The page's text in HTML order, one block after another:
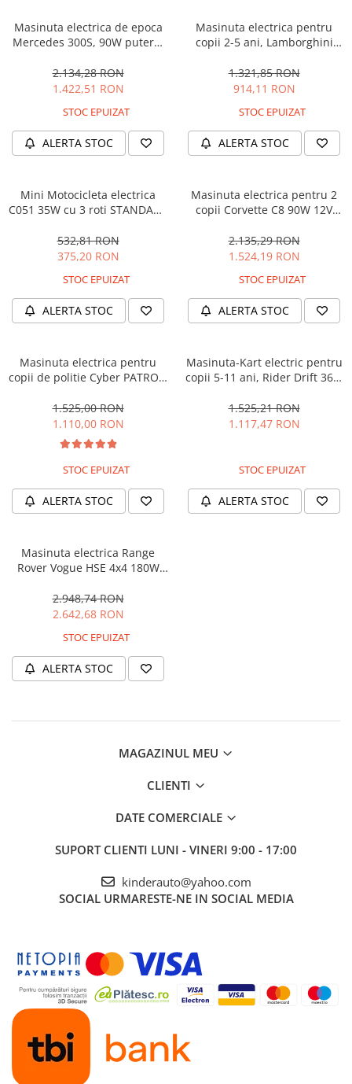
Masinuta electrica de epoca
Mercedes 300S, 90W putere,
2.134,28 RON
1.422,51 RON
STOC EPUIZAT
ALERTA STOC
Masinuta electrica pentru
copii 2-5 ani, Lamborghini
12V, galbena
1.321,85 RON
914,11 RON
STOC EPUIZAT
ALERTA STOC
Mini Motocicleta electrica
C051 35W cu 3 roti STANDARD
532,81 RON
375,20 RON
STOC EPUIZAT
ALERTA STOC
Masinuta electrica pentru 2
copii Corvette C8 90W 12V
2.135,29 RON
1.524,19 RON
STOC EPUIZAT
ALERTA STOC
Masinuta electrica pentru
copii de politie Cyber PATROL,
90W, 12V, Black & White
1.525,00 RON
1.110,00 RON
STOC EPUIZAT
ALERTA STOC
Masinuta-Kart electric pentru
copii 5-11 ani, Rider Drift 360,
1.525,21 RON
1.117,47 RON
STOC EPUIZAT
ALERTA STOC
Masinuta electrica Range
Rover Vogue HSE 4x4 180W
2.948,74 RON
2.642,68 RON
STOC EPUIZAT
ALERTA STOC
MAGAZINUL MEU
CLIENTI
DATE COMERCIALE
SUPORT CLIENTI LUNI - VINERI 9:00 - 17:00
kinderauto@yahoo.com
SOCIAL URMARESTE-NE IN SOCIAL MEDIA